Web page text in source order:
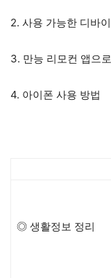
2. 사용 가능한 디바
3. 만능 리모컨 앱으
4. 아이폰 사용 방법
◎ 생활정보 정리